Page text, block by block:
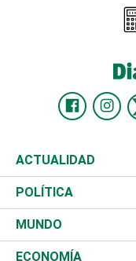
ACTUALIDAD
Nacional
Ciudad
Educación
POLÍTICA
Partidos
JCE
MUNDO
Estados Unidos
ECONOMÍA